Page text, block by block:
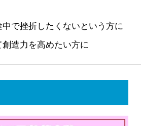
中で挫折したくないという方に
創造力を高めたい方に